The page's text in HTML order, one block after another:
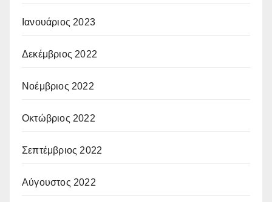
Ιανουάριος 2023
Δεκέμβριος 2022
Νοέμβριος 2022
Οκτώβριος 2022
Σεπτέμβριος 2022
Αύγουστος 2022